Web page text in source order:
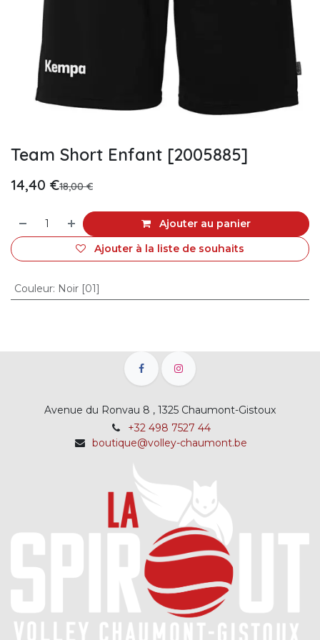
Team Short Enfant [2005885]
14,40 €18,00€
Ajouter au panier
Ajouter à la liste de souhaits
Couleur: Noir [01]
Avenue du Ronvau 8 , 1325 Chaumont-Gistoux
+32 498 7527 44
boutique@volley-chaumont.be